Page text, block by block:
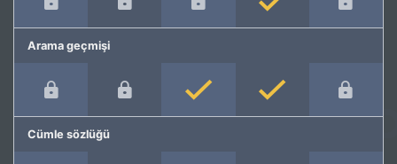
Arama geçmişi
Cümle sözlüğü